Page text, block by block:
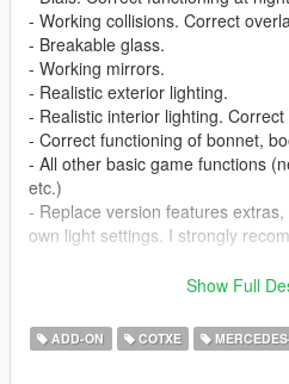
- Working collisions. Correct
- Breakable glass.
- Working mirrors.
- Realistic exterior lighting.
- Realistic interior lighting.
- Correct functioning of bonnet,
- All other basic game functions
etc.)
- Replace version features
own light settings. I strongly
Model From:GTASA(Free
Show Full
ADD-ON COTXE